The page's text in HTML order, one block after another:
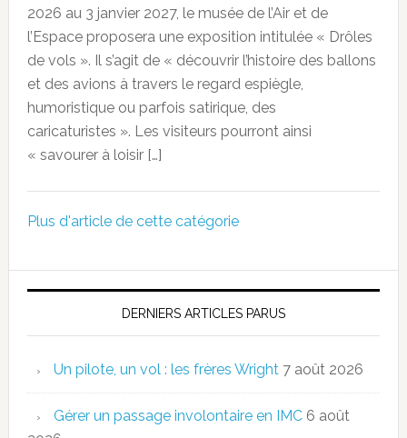
2026 au 3 janvier 2027, le musée de l’Air et de
l’Espace proposera une exposition intitulée « Drôles
de vols ». Il s’agit de « découvrir l’histoire des ballons
et des avions à travers le regard espiègle,
humoristique ou parfois satirique, des
caricaturistes ». Les visiteurs pourront ainsi
« savourer à loisir […]
Plus d'article de cette catégorie
DERNIERS ARTICLES PARUS
Un pilote, un vol : les frères Wright 7 août 2026
Gérer un passage involontaire en IMC 6 août